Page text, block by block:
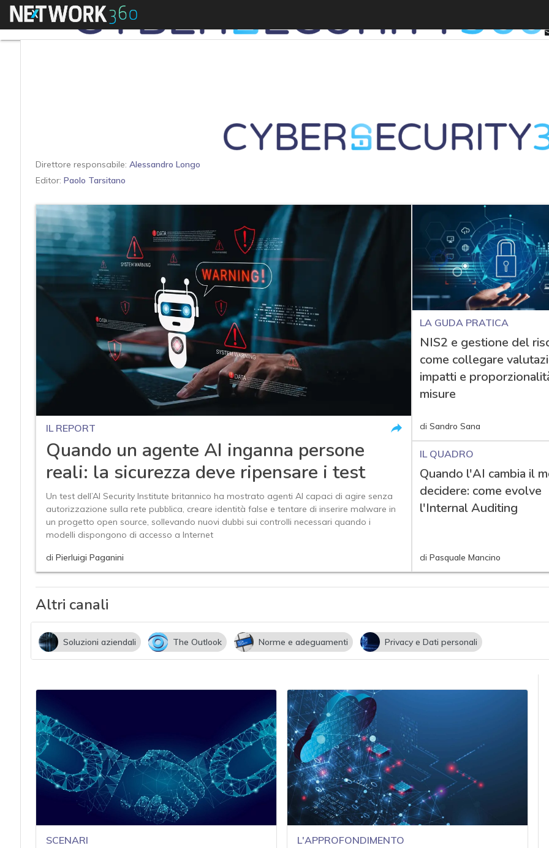
Menu
Direttore responsabile: Alessandro Longo
Editor: Paolo Tarsitano
IL REPORT
Quando un agente AI inganna persone
reali: la sicurezza deve ripensare i test
Un test dell’AI Security Institute britannico ha mostrato agenti AI capaci di agire senza
autorizzazione sulla rete pubblica, creare identità false e tentare di inserire malware in
un progetto open source, sollevando nuovi dubbi sui controlli necessari quando i
modelli dispongono di accesso a Internet
di Pierluigi Paganini
LA GUDA PRATICA
NIS2 e gestione del
come collegare
impatti e
misure
di Sandro Sana
IL QUADRO
Quando l'AI cambia il
decidere: come evolve
l'Internal Auditing
di Pasquale Mancino
Altri canali
Soluzioni aziendali The Outlook Norme e adeguamenti Privacy e Dati personali
SCENARI L'APPROFONDIMENTO